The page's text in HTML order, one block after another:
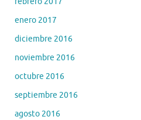
enero 2017
diciembre 2016
noviembre 2016
octubre 2016
septiembre 2016
agosto 2016